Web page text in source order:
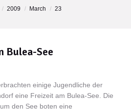
2009 March 23
Bulea-See
einige Jugendliche der
eine Freizeit am Bulea-See. Die
den See boten eine